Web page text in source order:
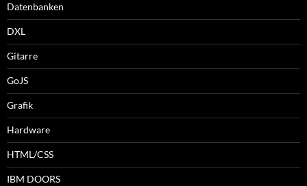
Datenbanken
DXL
Gitarre
GoJS
Grafik
Hardware
HTML/CSS
IBM DOORS